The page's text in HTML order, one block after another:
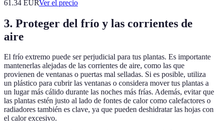
61.34 EURVer el precio
3. Proteger del frío y las corrientes de
aire
El frío extremo puede ser perjudicial para tus plantas. Es importante
mantenerlas alejadas de las corrientes de aire, como las que
provienen de ventanas o puertas mal selladas. Si es posible, utiliza
un plástico para cubrir las ventanas o considera mover tus plantas a
un lugar más cálido durante las noches más frías. Además, evitar que
las plantas estén justo al lado de fontes de calor como calefactores o
radiadores también es clave, ya que pueden deshidratar las hojas con
el calor excesivo.